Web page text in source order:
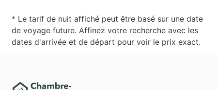
* Le tarif de nuit affiché peut être basé sur une date
de voyage future. Affinez votre recherche avec les
dates d'arrivée et de départ pour voir le prix exact.